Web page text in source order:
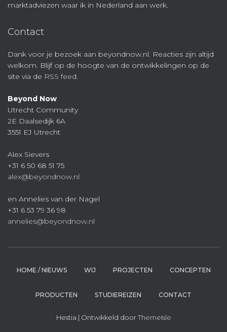
marktadviezen waar ik in Nederland aan werk.
Contact
Dank voor je bezoek aan beyondnow.nl. Reacties zijn altijd
welkom. Blijf op de hoogte van de ontwikkelingen op de
site via de RSS feed.
Beyond Now
Utrecht Community
2E Daalsedijk 6A
3551 EJ Utrecht
Alex Sievers
+31 6 50 68 51 75
alex@beyondnow.nl
en Annelies van der Nagel
+31 6 53 79 36 98
annelies@beyondnow.nl
HOME / NIEUWS WIJ PROJECTEN CONCEPTEN
PRODUCTEN STUDIEREIZEN CONTACT
Hestia | Ontwikkeld doorThemeIsle